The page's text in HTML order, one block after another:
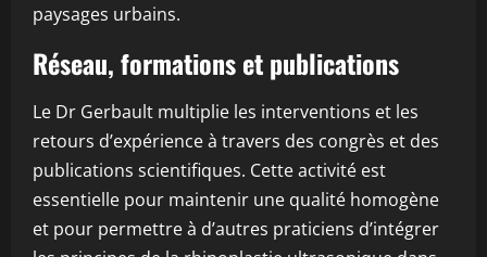
paysages urbains.
Réseau, formations et publications
Le Dr Gerbault multiplie les interventions et les
retours d’expérience à travers des congrès et des
publications scientifiques. Cette activité est
essentielle pour maintenir une qualité homogène
et pour permettre à d’autres praticiens d’intégrer